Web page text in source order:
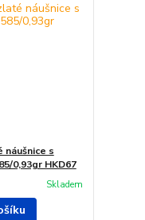
s
0,93gr HKD67
Skladem